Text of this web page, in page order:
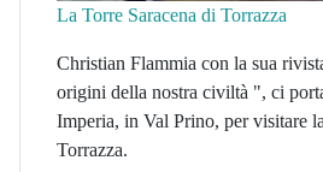
La Torre Saracena di Torrazza
Christian Flammia con la sua
origini della nostra civiltà ", ci
Imperia, in Val Prino, per visitare
Torrazza.